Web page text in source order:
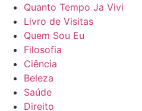
Quanto Tempo Ja Vivi
Livro de Visitas
Quem Sou Eu
Filosofia
Ciência
Beleza
Saúde
Direito